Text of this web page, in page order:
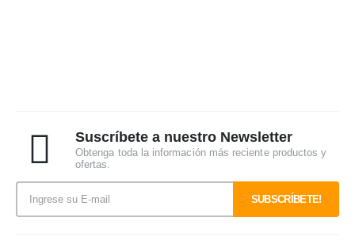
Suscríbete a nuestro Newsletter
Obtenga toda la información más reciente productos y
ofertas.